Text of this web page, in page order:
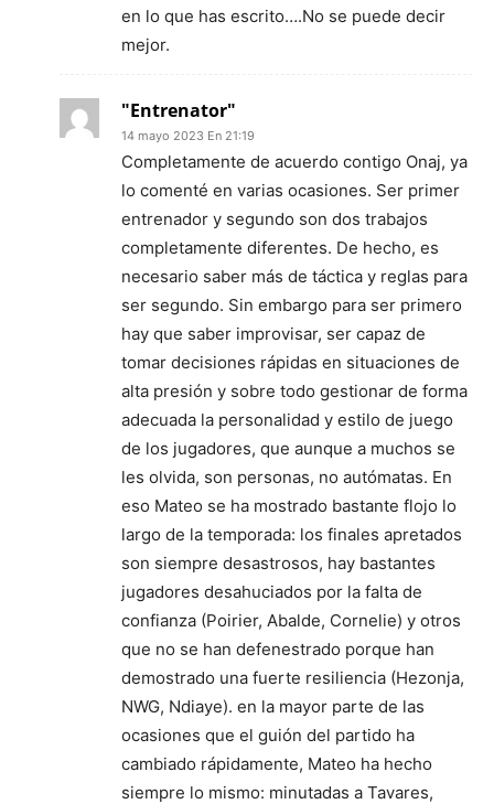
en lo que has escrito….No se puede decir
mejor.
"Entrenator"
14 mayo 2023 En 21:19
Completamente de acuerdo contigo Onaj, ya
lo comenté en varias ocasiones. Ser primer
entrenador y segundo son dos trabajos
completamente diferentes. De hecho, es
necesario saber más de táctica y reglas para
ser segundo. Sin embargo para ser primero
hay que saber improvisar, ser capaz de
tomar decisiones rápidas en situaciones de
alta presión y sobre todo gestionar de forma
adecuada la personalidad y estilo de juego
de los jugadores, que aunque a muchos se
les olvida, son personas, no autómatas. En
eso Mateo se ha mostrado bastante flojo lo
largo de la temporada: los finales apretados
son siempre desastrosos, hay bastantes
jugadores desahuciados por la falta de
confianza (Poirier, Abalde, Cornelie) y otros
que no se han defenestrado porque han
demostrado una fuerte resiliencia (Hezonja,
NWG, Ndiaye). en la mayor parte de las
ocasiones que el guión del partido ha
cambiado rápidamente, Mateo ha hecho
siempre lo mismo: minutadas a Tavares,